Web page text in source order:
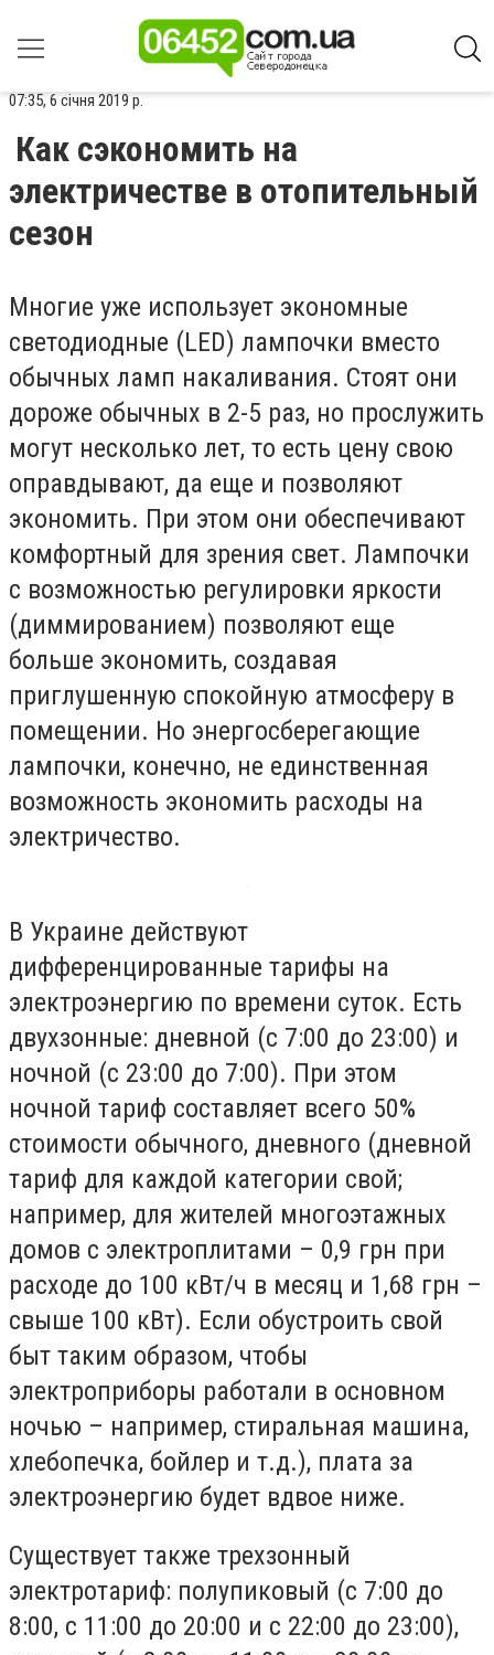
07:35, 6 січня 2019 р.
Как сэкономить на
электричестве в отопительный
сезон
Многие уже использует экономные
светодиодные (LED) лампочки вместо
обычных ламп накаливания. Стоят они
дороже обычных в 2-5 раз, но прослужить
могут несколько лет, то есть цену свою
оправдывают, да еще и позволяют
экономить. При этом они обеспечивают
комфортный для зрения свет. Лампочки
с возможностью регулировки яркости
(диммированием) позволяют еще
больше экономить, создавая
приглушенную спокойную атмосферу в
помещении. Но энергосберегающие
лампочки, конечно, не единственная
возможность экономить расходы на
электричество.
В Украине действуют
дифференцированные тарифы на
электроэнергию по времени суток. Есть
двухзонные: дневной (с 7:00 до 23:00) и
ночной (с 23:00 до 7:00). При этом
ночной тариф составляет всего 50%
стоимости обычного, дневного (дневной
тариф для каждой категории свой;
например, для жителей многоэтажных
домов с электроплитами – 0,9 грн при
расходе до 100 кВт/ч в месяц и 1,68 грн –
свыше 100 кВт). Если обустроить свой
быт таким образом, чтобы
электроприборы работали в основном
ночью – например, стиральная машина,
хлебопечка, бойлер и т.д.), плата за
электроэнергию будет вдвое ниже.
Существует также трехзонный
электротариф: полупиковый (с 7:00 до
8:00, с 11:00 до 20:00 и с 22:00 до 23:00),